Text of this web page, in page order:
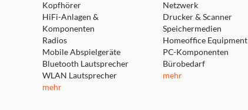
Kopfhörer
HiFi-Anlagen &
Komponenten
Radios
Mobile Abspielgeräte
Bluetooth Lautsprecher
WLAN Lautsprecher
mehr
Netzwerk
Drucker & Scanner
Speichermedien
Homeoffice Equipment
PC-Komponenten
Bürobedarf
mehr